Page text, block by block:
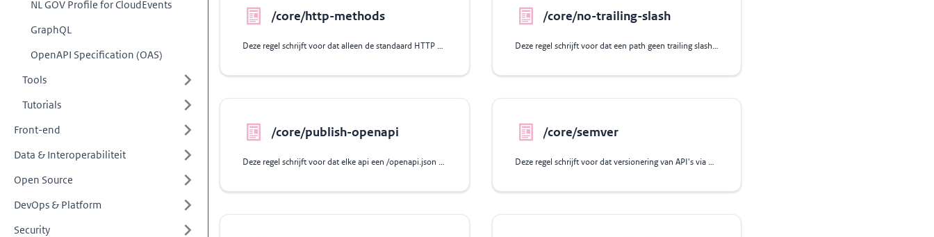
NL GOV Profile for CloudEvents
GraphQL
OpenAPI Specification (OAS)
Tools
Tutorials
Front-end
Data & Interoperabiliteit
Open Source
DevOps & Platform
Security
/core/http-methods
Deze regel schrijft voor dat alleen de standaard HTTP methods GET, POST,
/core/no-trailing-slash
Deze regel schrijft voor dat een path geen trailing slash mag bevatten, met
/core/publish-openapi
Deze regel schrijft voor dat elke api een /openapi.json file moet publiceren
/core/semver
Deze regel schrijft voor dat versionering van API's via Semantic Versioning